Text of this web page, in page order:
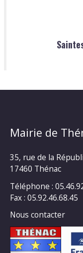
Mairie de
35, rue de la
17460 Thénac
Téléphone :
Fax : 05.92.46.68.45
Nous contacter